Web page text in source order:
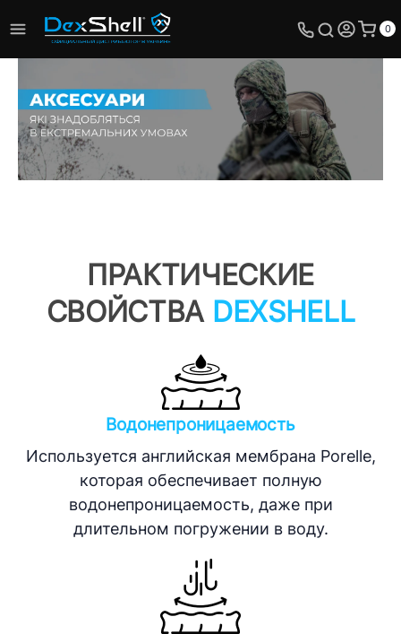
0
ПРАКТИЧЕСКИЕ
СВОЙСТВА DEXSHELL
Водонепроницаемость
Используется английская мембрана Porelle,
которая обеспечивает полную
водонепроницаемость, даже при
длительном погружении в воду.